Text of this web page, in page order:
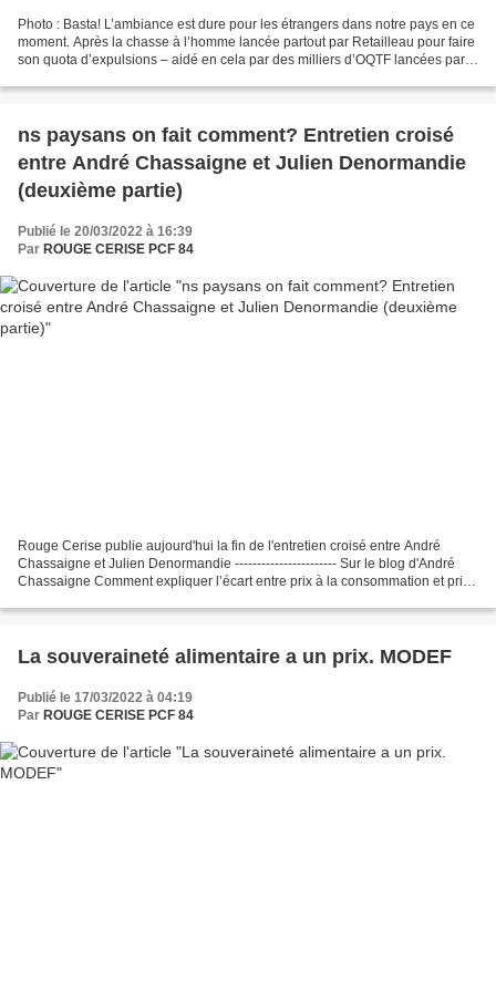
Photo : Basta! L’ambiance est dure pour les étrangers dans notre pays en ce
moment. Après la chasse à l’homme lancée partout par Retailleau pour faire
son quota d’expulsions – aidé en cela par des milliers d’OQTF lancées par
ns paysans on fait comment? Entretien croisé
entre André Chassaigne et Julien Denormandie
(deuxième partie)
Publié le 20/03/2022 à 16:39
Par ROUGE CERISE PCF 84
Rouge Cerise publie aujourd'hui la fin de l'entretien croisé entre André
Chassaigne et Julien Denormandie ----------------------- Sur le blog d'André
Chassaigne Comment expliquer l’écart entre prix à la consommation et prix
La souveraineté alimentaire a un prix. MODEF
Publié le 17/03/2022 à 04:19
Par ROUGE CERISE PCF 84